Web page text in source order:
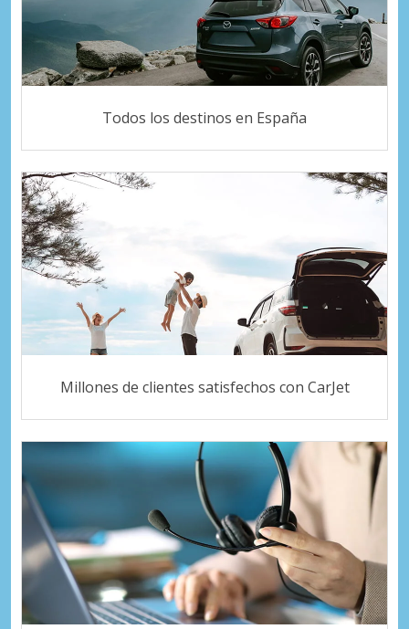
Todos los destinos en España
Millones de clientes satisfechos con CarJet